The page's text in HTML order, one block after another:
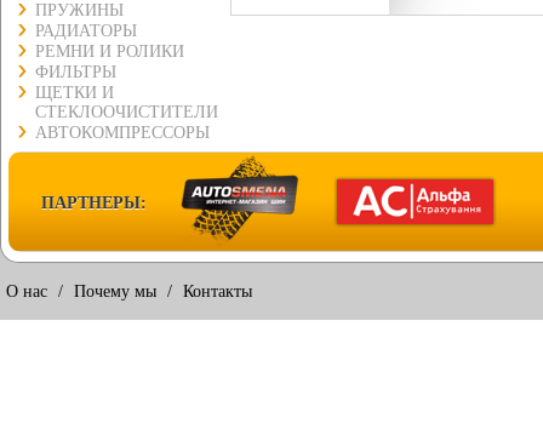
ПРУЖИНЫ
РАДИАТОРЫ
РЕМНИ И РОЛИКИ
ФИЛЬТРЫ
ЩЕТКИ И
СТЕКЛООЧИСТИТЕЛИ
АВТОКОМПРЕССОРЫ
ПАРТНЕРЫ:
О нас / Почему мы / Контакты